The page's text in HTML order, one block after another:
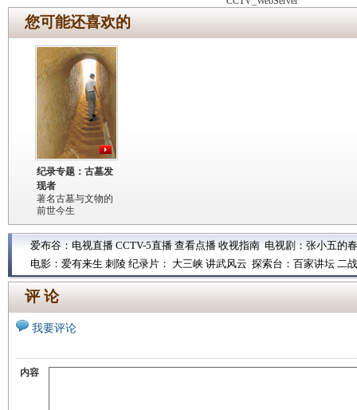
您可能还喜欢的
纪录专题：古墓发
现者
著名古墓与文物的
前世今生
爱布谷： 电视直播 CCTV-5直播 查看点播 收视指南 电视剧： 张小五的
电影： 爱有来生 刺陵 纪录片： 大三峡 讲武风云 探索台： 百家讲坛 二
评 论
我要评论
内容